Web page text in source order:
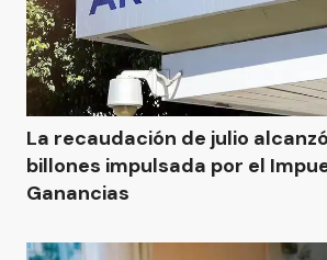
La recaudación de julio
billones impulsada por el
Ganancias